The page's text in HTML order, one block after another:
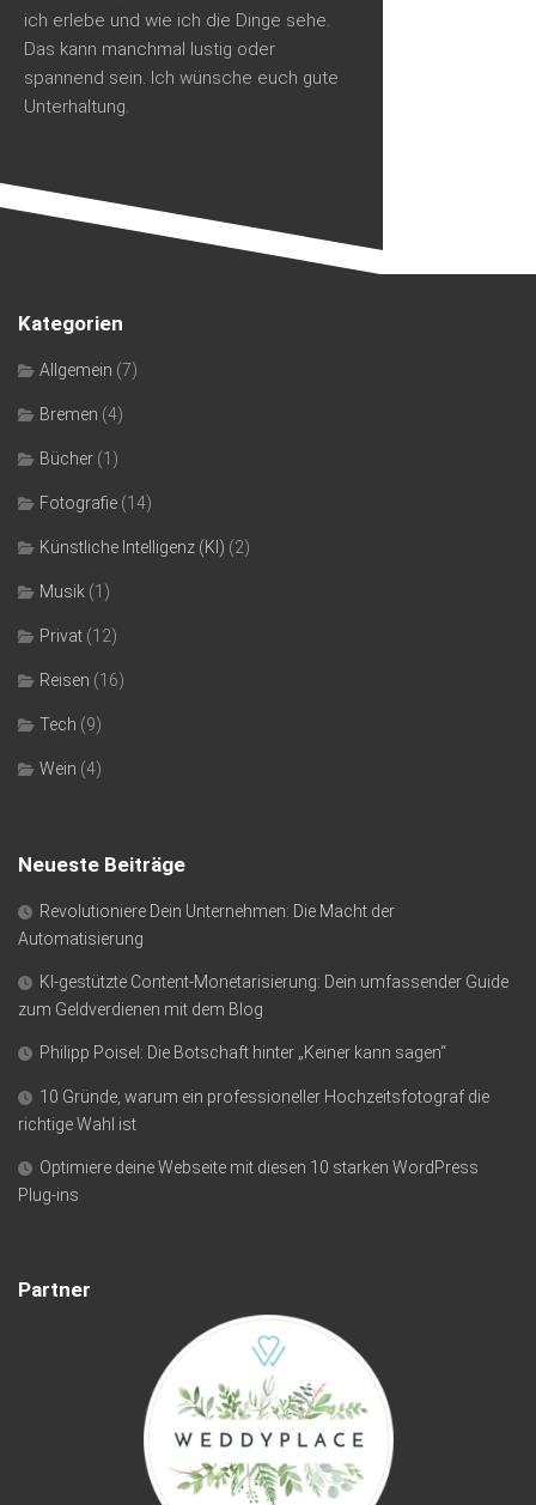
ich erlebe und wie ich die Dinge sehe.
Das kann manchmal lustig oder
spannend sein. Ich wünsche euch gute
Unterhaltung.
Kategorien
Allgemein (7)
Bremen (4)
Bücher (1)
Fotografie (14)
Künstliche Intelligenz (KI) (2)
Musik (1)
Privat (12)
Reisen (16)
Tech (9)
Wein (4)
Neueste Beiträge
Revolutioniere Dein Unternehmen: Die Macht der
Automatisierung
KI-gestützte Content-Monetarisierung: Dein umfassender Guide
zum Geldverdienen mit dem Blog
Philipp Poisel: Die Botschaft hinter „Keiner kann sagen“
10 Gründe, warum ein professioneller Hochzeitsfotograf die
richtige Wahl ist
Optimiere deine Webseite mit diesen 10 starken WordPress
Plug-ins
Partner